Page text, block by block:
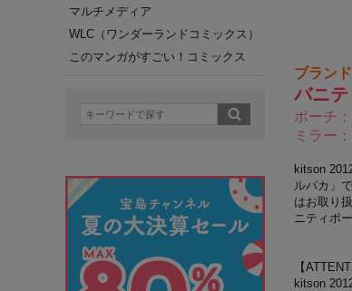
マルチメディア
WLC（ワンダーランドコミックス）
このマンガがすごい！コミックス
ブラン
バニ
ポーチ
ミラー
kitson
ルパカ」
はお取り
ニティポ
【
kitson